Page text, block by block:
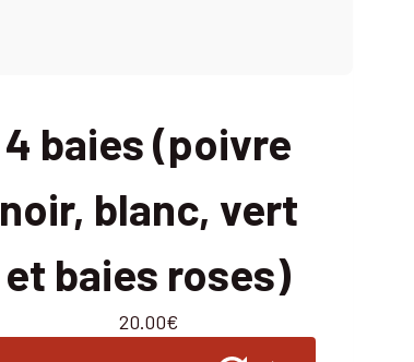
4 baies (poivre
noir, blanc, vert
et baies roses)
20.00€